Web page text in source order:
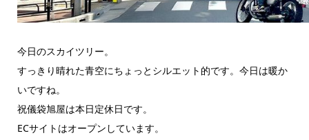
今日のスカイツリー。
すっきり晴れた青空にちょっとシルエット的です。今日は暖か
いですね。
祝儀袋旭屋は本日定休日です。
ECサイトはオープンしています。